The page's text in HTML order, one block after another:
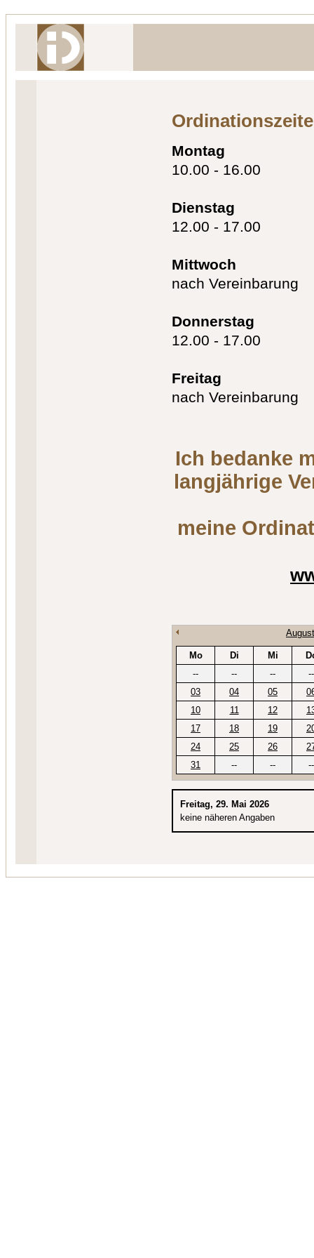
Montag
10.00 - 16.00
Dienstag
12.00 - 17.00
Mittwoch
nach Vereinbarung
Donnerstag
12.00 - 17.00
Freitag
nach Vereinbarung
Ich bedanke
langjährige
meine
Mo Di Mi
--
-- --
--
03
04 05
10
11 12
17
18 19
24
25 26
31
-- -- --
Freitag, 29. Mai 2026
keine näheren Angaben